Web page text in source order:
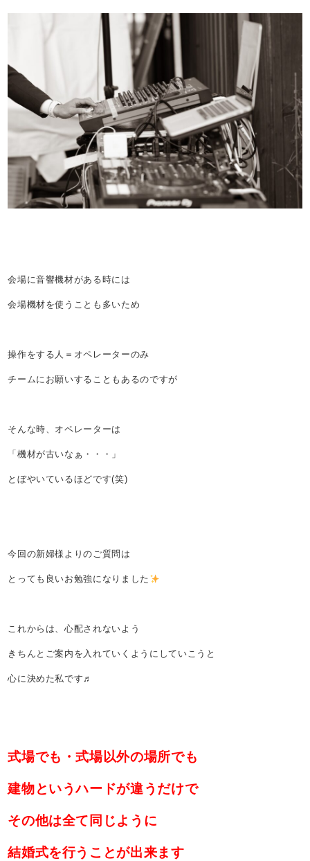
会場に音響機材がある時には
会場機材を使うことも多いため
操作をする人＝オペレーターのみ
チームにお願いすることもあるのですが
そんな時、オペレーターは
「機材が古いなぁ・・・」
とぼやいているほどです(笑)
今回の新婦様よりのご質問は
とっても良いお勉強になりました
これからは、心配されないよう
きちんとご案内を入れていくようにしていこうと
心に決めた私です♬
式場でも・式場以外の場所でも
建物というハードが違うだけで
その他は全て 同じように
結婚式を行うことが出来ます